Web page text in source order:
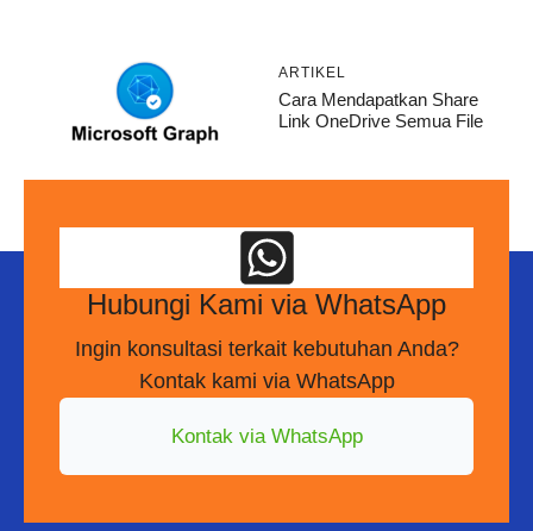
ARTIKEL
Cara Mendapatkan Share
Link OneDrive Semua File
Hubungi Kami via WhatsApp
Ingin konsultasi terkait kebutuhan Anda?
Kontak kami via WhatsApp
Kontak via WhatsApp